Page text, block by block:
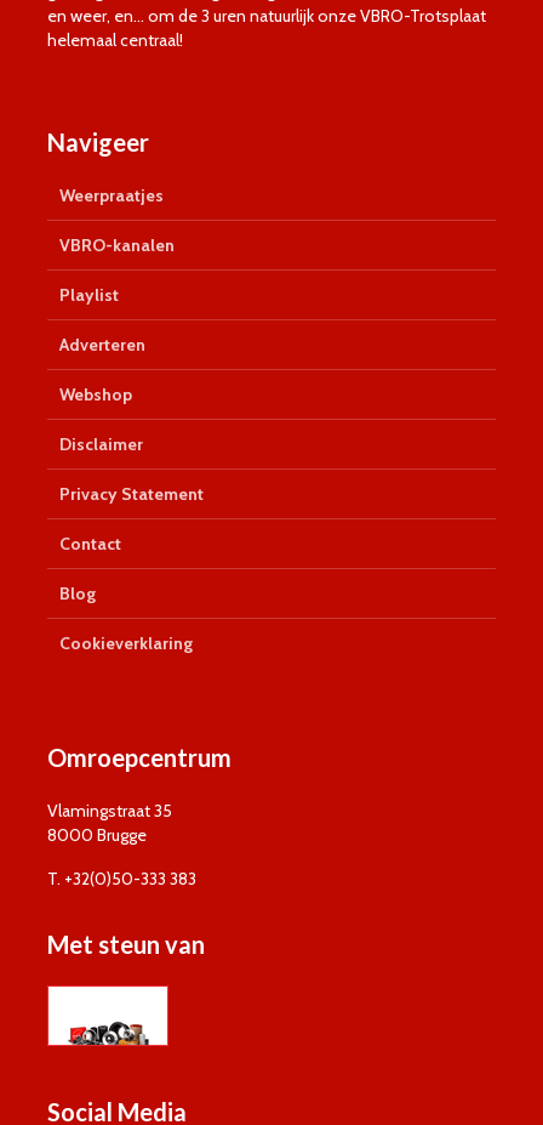
en weer, en… om de 3 uren natuurlijk onze VBRO-Trotsplaat
helemaal centraal!
Navigeer
Weerpraatjes
VBRO-kanalen
Playlist
Adverteren
Webshop
Disclaimer
Privacy Statement
Contact
Blog
Cookieverklaring
Omroepcentrum
Vlamingstraat 35
8000 Brugge
T. +32(0)50-333 383
Met steun van
Social Media